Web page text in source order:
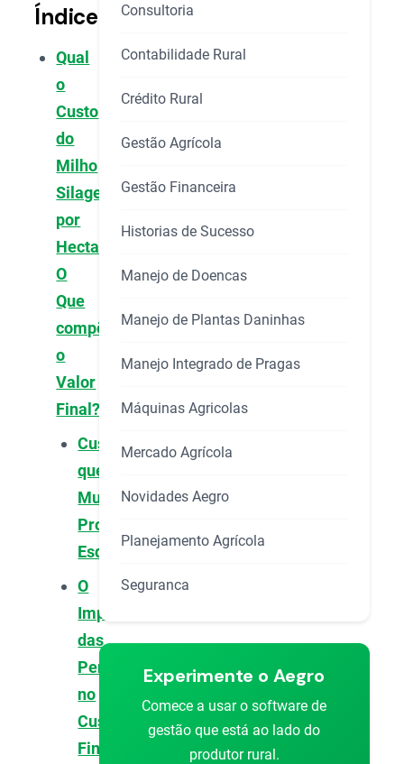
Índice
Qual
o
Custo
do
Milho
Silagem
por
Hectare:
O
Que
compõe
o
Valor
Final?
Custos
que
Muitos
Produtores
Esquecem
O
Impacto
das
Perdas
no
Custo
Final
Consultoria
Contabilidade Rural
Crédito Rural
Gestão Agrícola
Gestão Financeira
Historias de Sucesso
Manejo de Doencas
Manejo de Plantas Daninhas
Manejo Integrado de Pragas
Máquinas Agricolas
Mercado Agrícola
Novidades Aegro
Planejamento Agrícola
Seguranca
Experimente o Aegro
Comece a usar o software de
gestão que está ao lado do
produtor rural.